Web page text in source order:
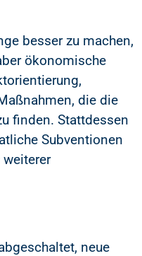
besser zu machen,
ökonomische
die die
finden. Stattdessen
Subventionen
neue